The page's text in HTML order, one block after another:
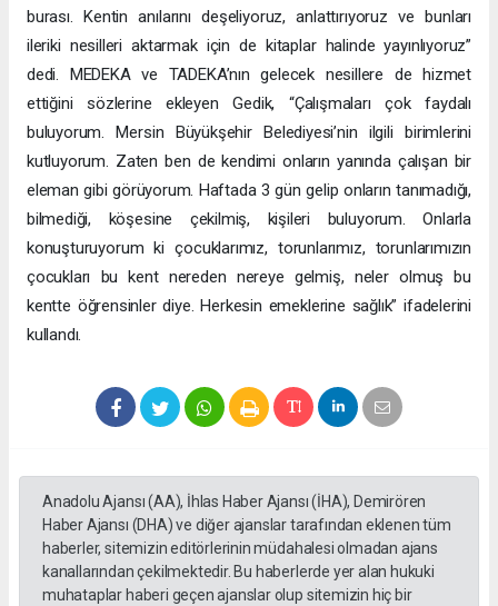
burası. Kentin anılarını deşeliyoruz, anlattırıyoruz ve bunları
ileriki nesilleri aktarmak için de kitaplar halinde yayınlıyoruz”
dedi. MEDEKA ve TADEKA’nın gelecek nesillere de hizmet
ettiğini sözlerine ekleyen Gedik, “Çalışmaları çok faydalı
buluyorum. Mersin Büyükşehir Belediyesi’nin ilgili birimlerini
kutluyorum. Zaten ben de kendimi onların yanında çalışan bir
eleman gibi görüyorum. Haftada 3 gün gelip onların tanımadığı,
bilmediği, köşesine çekilmiş, kişileri buluyorum. Onlarla
konuşturuyorum ki çocuklarımız, torunlarımız, torunlarımızın
çocukları bu kent nereden nereye gelmiş, neler olmuş bu
kentte öğrensinler diye. Herkesin emeklerine sağlık” ifadelerini
kullandı.
Anadolu Ajansı (AA), İhlas Haber Ajansı (İHA), Demirören
Haber Ajansı (DHA) ve diğer ajanslar tarafından eklenen tüm
haberler, sitemizin editörlerinin müdahalesi olmadan ajans
kanallarından çekilmektedir. Bu haberlerde yer alan hukuki
muhataplar haberi geçen ajanslar olup sitemizin hiç bir